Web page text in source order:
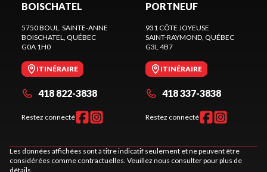
BOISCHATEL
5750 BOUL. SAINTE-ANNE
BOISCHATEL, QUÉBEC
G0A 1H0
ITINÉRAIRE
418 822-3838
Restez connecté
PORTNEUF
931 CÔTE JOYEUSE
SAINT-RAYMOND, QUÉBEC
G3L 4B7
ITINÉRAIRE
418 337-3838
Restez connecté
Les données affichées sont à titre indicatif seulement et ne peuvent être
considérées comme contractuelles. Veuillez nous consulter pour plus de
détails.